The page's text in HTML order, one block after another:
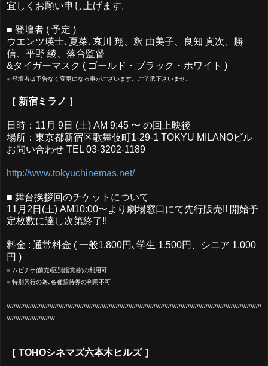
宜しくお願い申し上げます。
■ 登壇者 ( 予定 )
ウエンツ瑛士､夏菜､哀川 翔、釈 由美子、良知 真次、勝
信、平野 綾、落合監督
&タイガーマスク ( ゴールド・ブラック・ホワイト )
※ 登壇者は予告なく変更になる事がございます。ご了承下さいませ。
［ 新宿ミラノ ］
日時：11月 9日 (土) AM 9:45 〜 の回上映後
場所：東京都新宿区歌舞伎町1-29-1 TOKYU MILANOビル
お問い合わせ TEL 03-3202-1189
http://www.tokyuchinemas.net/
■ 舞台挨拶回のチケットについて
11月2日(土) AM10:00〜より劇場窓口にて先行販売!! 開始予
定枚数に達し次第終了!!
料金 : 通常料金 ( 一般1,800円､学生 1,500円、シニア 1,000
円 )
※ ムビチケ(前売t区別鑑賞券)の利用可
※ 特別興行の為､各種招待券の利用不可
//////////////////////////////////////////////////////////////////////////////////////////////////////////////////////////////////////////////
///////////////////////////
［ TOHOシネマズ六本木ヒルズ ］